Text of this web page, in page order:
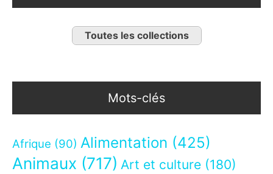
Toutes les collections
Mots-clés
Afrique (90) Alimentation (425)
Animaux (717) Art et culture (180)